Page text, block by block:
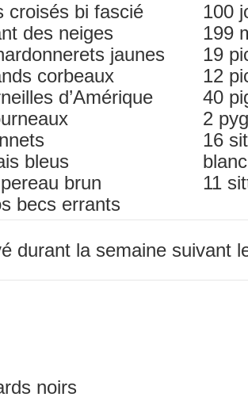
croisés bi fascié
des neiges
jaunes
corbeaux
d’Amérique
bleus
brun
becs errants
100
199
19
12
40
2
16
11
durant la semaine
noirs